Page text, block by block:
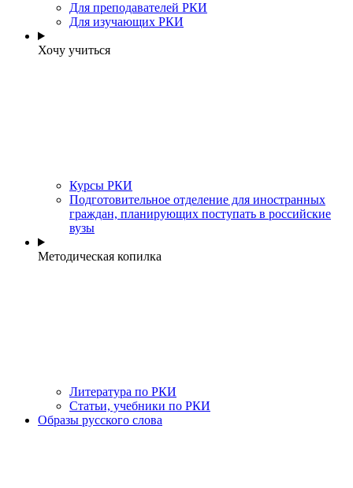
Для преподавателей РКИ
Для изучающих РКИ
Хочу учиться
Курсы РКИ
Подготовительное отделение для иностранных
граждан, планирующих поступать в российские
вузы
Методическая копилка
Литература по РКИ
Статьи, учебники по РКИ
Образы русского слова